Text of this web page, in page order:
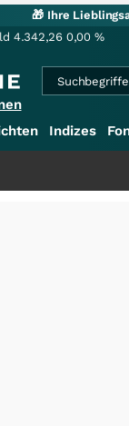
🎁 Ihre
4.342,26 0,00 %
Indizes